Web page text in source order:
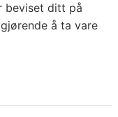
beviset ditt på
å ta vare